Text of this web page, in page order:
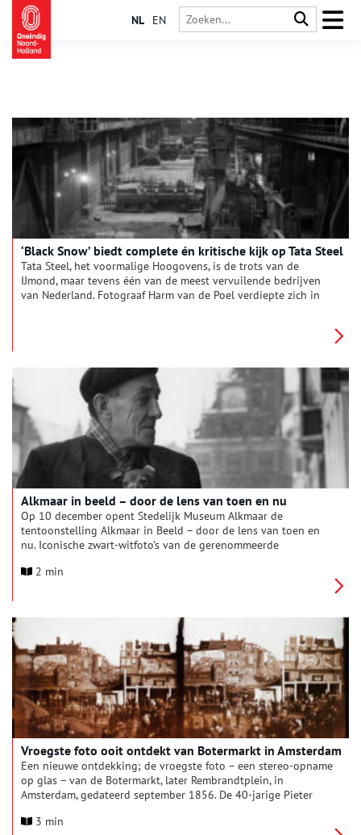
NL EN
‘Black Snow’ biedt complete én kritische kijk op Tata Steel
Tata Steel, het voormalige Hoogovens, is de trots van de
IJmond, maar tevens één van de meest vervuilende bedrijven
van Nederland. Fotograaf Harm van de Poel verdiepte zich in
Alkmaar in beeld – door de lens van toen en nu
Op 10 december opent Stedelijk Museum Alkmaar de
tentoonstelling Alkmaar in Beeld – door de lens van toen en
nu. Iconische zwart-witfoto’s van de gerenommeerde
Windig uit de jaren vijftig worden voor het eerst sinds hun
heeft zich laten inspireren door haar voorgangers en legt het
Alkmaar van nu vast. Het resultaat is een bijzondere visuele
ontmoeting tussen verleden en heden.
2 min
Vroegste foto ooit ontdekt van Botermarkt in Amsterdam
Een nieuwe ontdekking; de vroegste foto – een stereo-opname
op glas – van de Botermarkt, later Rembrandtplein, in
Amsterdam, gedateerd september 1856. De 40-jarige Pieter
fotografie, fotografeerde het plein en de drukke kermis/circus
3 min